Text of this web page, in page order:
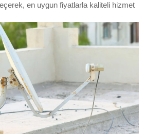
en uygun fiyatlarla kaliteli hizmet